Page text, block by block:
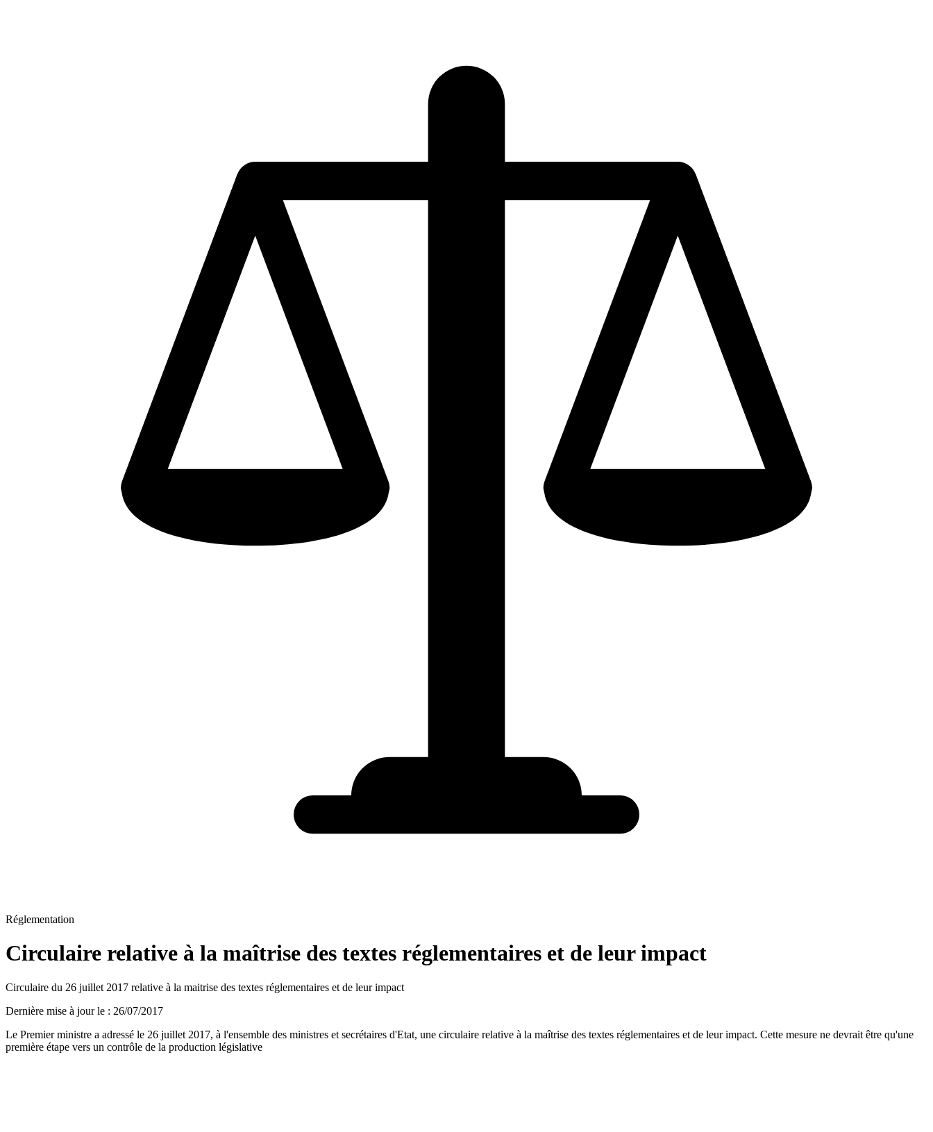
Réglementation
Circulaire relative à la maîtrise des textes réglementaires et de leur impact
Circulaire du 26 juillet 2017 relative à la maitrise des textes réglementaires et de leur impact
Dernière mise à jour le : 26/07/2017
Le Premier ministre a adressé le 26 juillet 2017, à l'ensemble des ministres et secrétaires d'Etat, une circulaire relative à la maîtrise des textes réglementaires et de leur impact. Cette mesure ne devrait être qu'une
première étape vers un contrôle de la production législative